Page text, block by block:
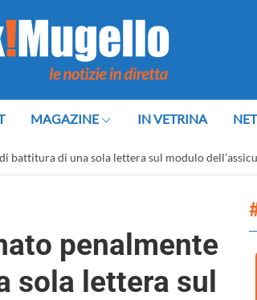
MAGAZINE IN VETRINA
battitura di una sola lettera sul modulo
penalmente
sola lettera sul